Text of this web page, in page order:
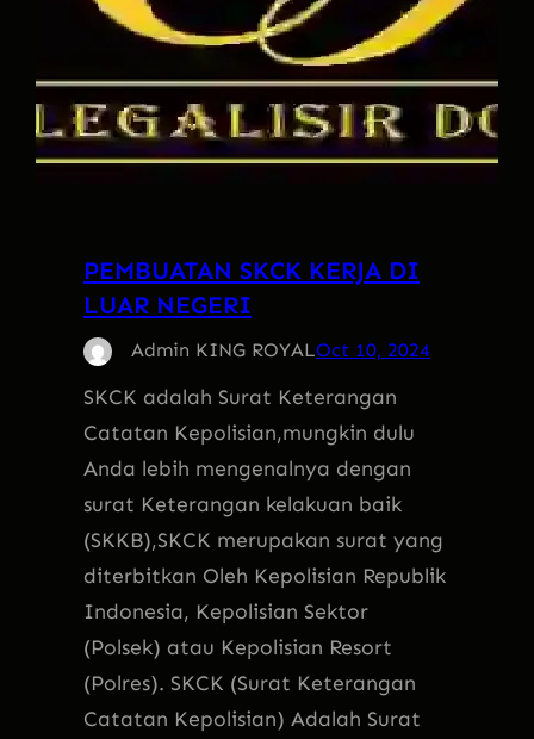
PEMBUATAN SKCK KERJA DI
LUAR NEGERI
Admin KING ROYALOct 10, 2024
SKCK adalah Surat Keterangan
Catatan Kepolisian,mungkin dulu
Anda lebih mengenalnya dengan
surat Keterangan kelakuan baik
(SKKB),SKCK merupakan surat yang
diterbitkan Oleh Kepolisian Republik
Indonesia, Kepolisian Sektor
(Polsek) atau Kepolisian Resort
(Polres). SKCK (Surat Keterangan
Catatan Kepolisian) Adalah Surat